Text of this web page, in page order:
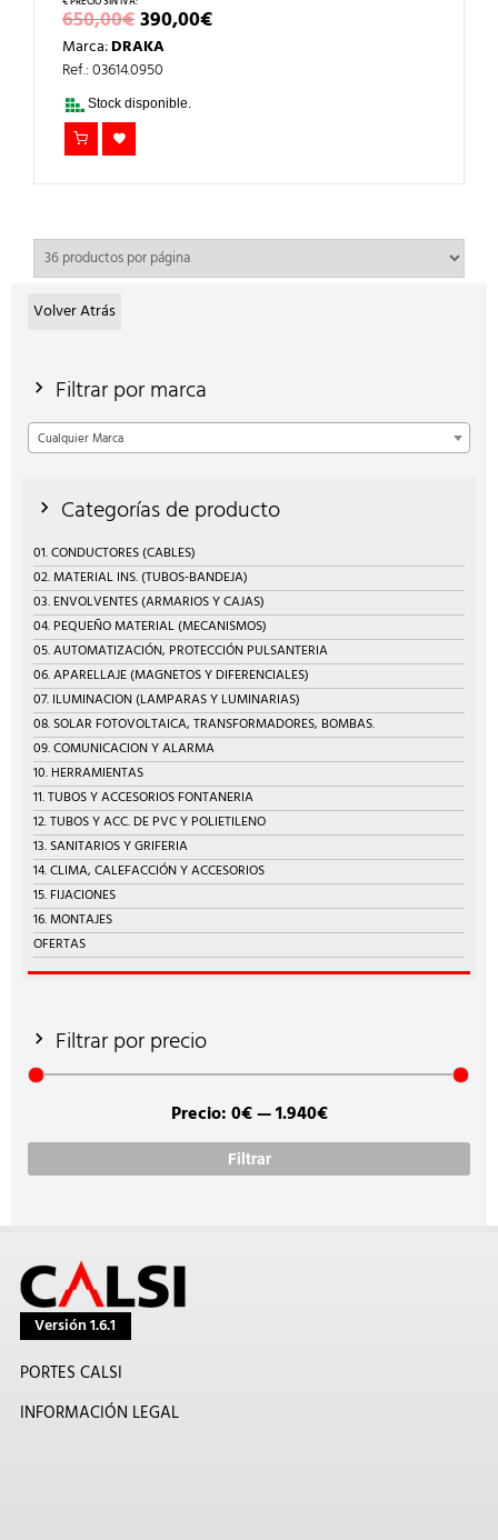
650,00€EL
PRECIO
ORIGINAL
ERA:650,00€.
390,00€EL
PRECIO
Marca:DRAKA
Ref.: 03614.0950
Stock disponible.
Volver Atrás
Filtrar por marca
Cualquier Marca
Categorías de producto
01. CONDUCTORES (CABLES)
02. MATERIAL INS. (TUBOS-BANDEJA)
03. ENVOLVENTES (ARMARIOS Y CAJAS)
04. PEQUEÑO MATERIAL (MECANISMOS)
05. AUTOMATIZACIÓN, PROTECCIÓN PULSANTERIA
06. APARELLAJE (MAGNETOS Y DIFERENCIALES)
07. ILUMINACION (LAMPARAS Y LUMINARIAS)
08. SOLAR FOTOVOLTAICA, TRANSFORMADORES, BOMBAS.
09. COMUNICACION Y ALARMA
10. HERRAMIENTAS
11. TUBOS Y ACCESORIOS FONTANERIA
12. TUBOS Y ACC. DE PVC Y POLIETILENO
13. SANITARIOS Y GRIFERIA
14. CLIMA, CALEFACCIÓN Y ACCESORIOS
15. FIJACIONES
16. MONTAJES
OFERTAS
Filtrar por precio
Filtrar
Precio:0€—1.940€
Versión 1.6.1
PORTES CALSI
INFORMACIÓN LEGAL